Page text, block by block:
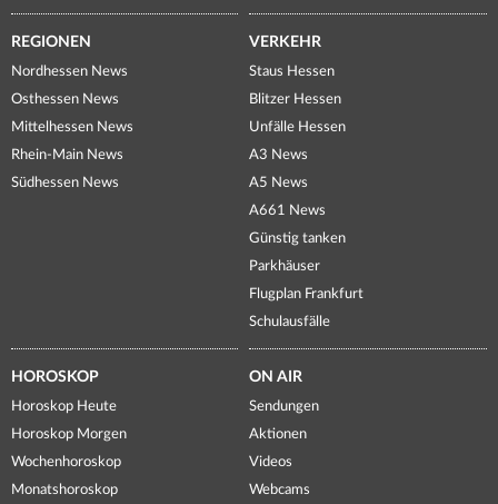
REGIONEN
Nordhessen News
Osthessen News
Mittelhessen News
Rhein-Main News
Südhessen News
VERKEHR
Staus Hessen
Blitzer Hessen
Unfälle Hessen
A3 News
A5 News
A661 News
Günstig tanken
Parkhäuser
Flugplan Frankfurt
Schulausfälle
HOROSKOP
Horoskop Heute
Horoskop Morgen
Wochenhoroskop
Monatshoroskop
ON AIR
Sendungen
Aktionen
Videos
Webcams